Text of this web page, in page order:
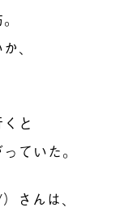
、
と
ていた。
さんは、